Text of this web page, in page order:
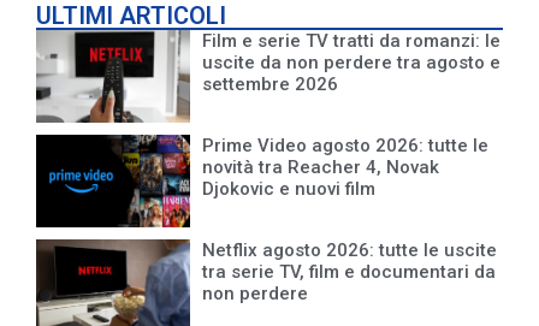
ULTIMI ARTICOLI
Film e serie TV tratti da romanzi: le
uscite da non perdere tra agosto e
settembre 2026
Prime Video agosto 2026: tutte le
novità tra Reacher 4, Novak
Djokovic e nuovi film
Netflix agosto 2026: tutte le uscite
tra serie TV, film e documentari da
non perdere